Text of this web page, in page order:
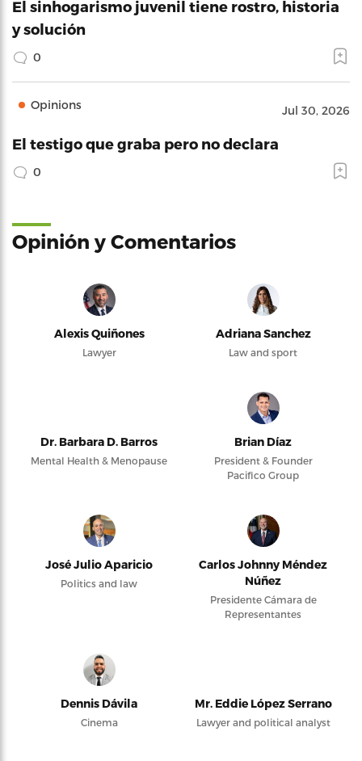
El sinhogarismo juvenil tiene rostro, historia
y solución
0
Opinions Jul 30, 2026
El testigo que graba pero no declara
0
Opinión y Comentarios
Alexis Quiñones
Lawyer
Adriana Sanchez
Law and sport
Dr. Barbara D. Barros
Mental Health & Menopause
Brian Díaz
President & Founder
Pacifico Group
José Julio Aparicio
Politics and law
Carlos Johnny Méndez
Núñez
Presidente Cámara de
Representantes
Dennis Dávila
Cinema
Mr. Eddie López Serrano
Lawyer and political analyst